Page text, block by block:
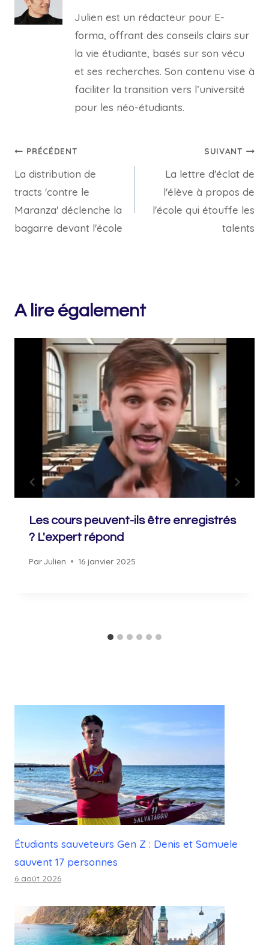
Julien est un rédacteur pour E-
forma, offrant des conseils clairs sur
la vie étudiante, basés sur son vécu
et ses recherches. Son contenu vise à
faciliter la transition vers l’université
pour les néo-étudiants.
Navigation
de
l’article
PRÉCÉDENT
La distribution de
tracts 'contre le
Maranza' déclenche la
bagarre devant l'école
SUIVANT
La lettre d'éclat de
l'élève à propos de
l'école qui étouffe les
talents
A lire également
Les cours peuvent-ils être enregistrés
? L'expert répond
ParJulien 16 janvier 2025
Étudiants sauveteurs Gen Z : Denis et Samuele
sauvent 17 personnes
6 août 2026